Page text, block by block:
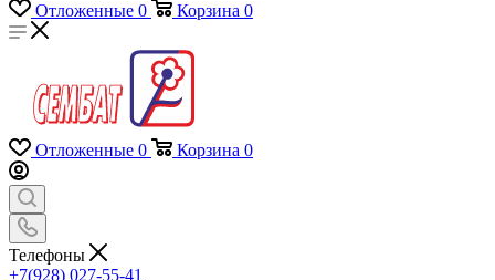
Отложенные 0 Корзина 0
Отложенные 0 Корзина 0
Телефоны
+7(928) 027-55-41